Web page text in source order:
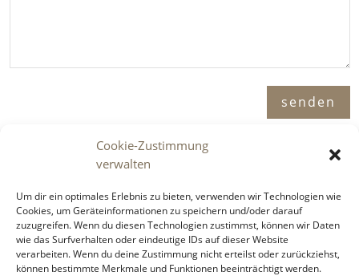
Cookie-Zustimmung
verwalten
Um dir ein optimales Erlebnis zu bieten, verwenden wir Technologien wie
Cookies, um Geräteinformationen zu speichern und/oder darauf
zuzugreifen. Wenn du diesen Technologien zustimmst, können wir Daten
wie das Surfverhalten oder eindeutige IDs auf dieser Website
verarbeiten. Wenn du deine Zustimmung nicht erteilst oder zurückziehst,
können bestimmte Merkmale und Funktionen beeinträchtigt werden.
Immosence GmbH
Spornbergerstraße 1 / 11
6130 Schwaz
senden